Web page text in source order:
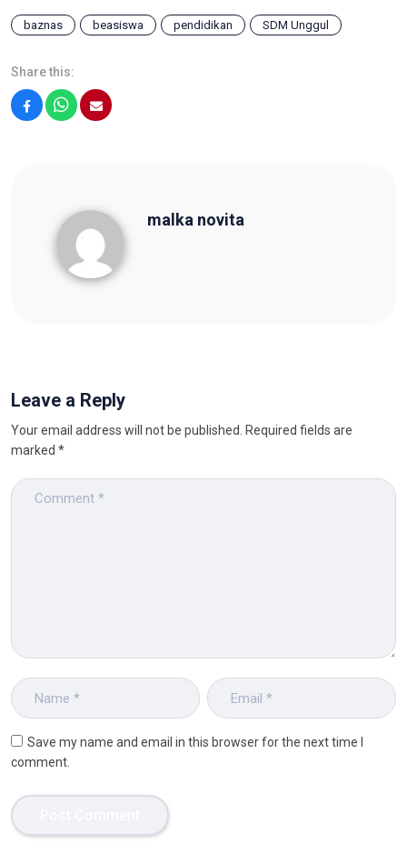
baznas beasiswa pendidikan SDM Unggul
Share this:
malka novita
Leave a Reply
Your email address will not be published. Required fields are
marked *
Save my name and email in this browser for the next time I
comment.